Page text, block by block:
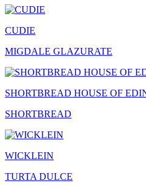
CUDIE
MIGDALE GLAZURATE
SHORTBREAD HOUSE OF
SHORTBREAD
WICKLEIN
TURTA DULCE